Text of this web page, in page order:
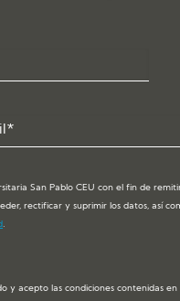
San Pablo CEU con el fin de
rectificar y suprimir los datos, así
.
y acepto las condiciones contenidas en